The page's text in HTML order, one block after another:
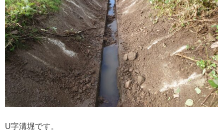
U字溝堀です。